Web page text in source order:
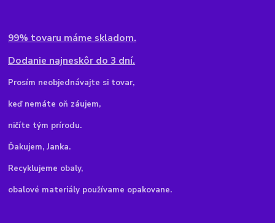
99% tovaru máme skladom.
Dodanie najneskôr do 3 dní.
Prosím neobjednávajte si tovar,
keď nemáte oň záujem,
ničíte tým prírodu.
Ďakujem, Janka.
Recyklujeme obaly,
obalové materiály používame opakovane.